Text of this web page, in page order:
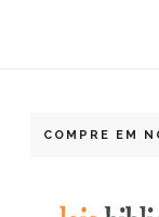
COMPRE EM